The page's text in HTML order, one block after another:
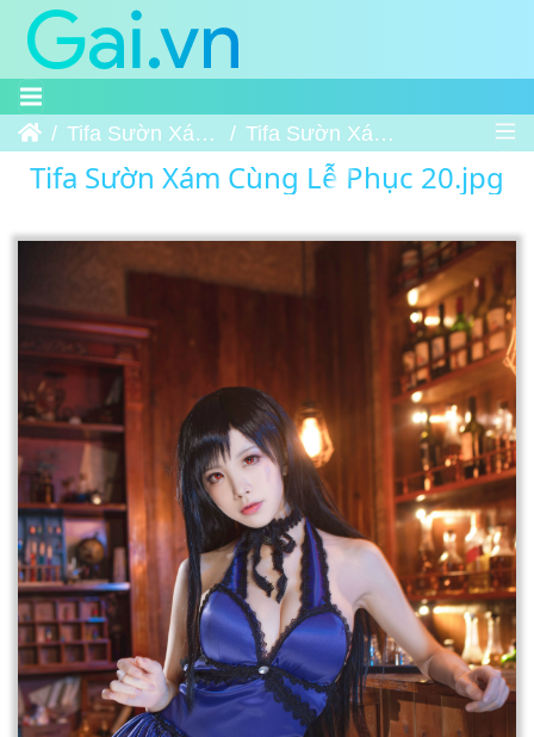
Trang chủTifa Sườn Xám Cùng Lễ Phục Tifa Sườn Xám Cùng Lễ Phục 20
Tifa Sườn Xám Cùng Lễ Phục 20.jpg